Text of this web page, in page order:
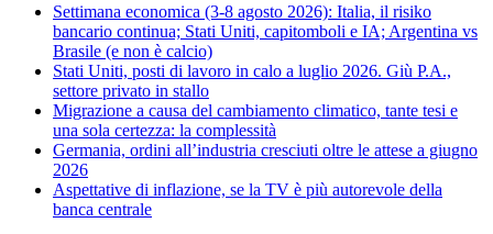
Settimana economica (3-8 agosto 2026): Italia, il risiko
bancario continua; Stati Uniti, capitomboli e IA; Argentina vs
Brasile (e non è calcio)
Stati Uniti, posti di lavoro in calo a luglio 2026. Giù P.A.,
settore privato in stallo
Migrazione a causa del cambiamento climatico, tante tesi e
una sola certezza: la complessità
Germania, ordini all’industria cresciuti oltre le attese a giugno
2026
Aspettative di inflazione, se la TV è più autorevole della
banca centrale